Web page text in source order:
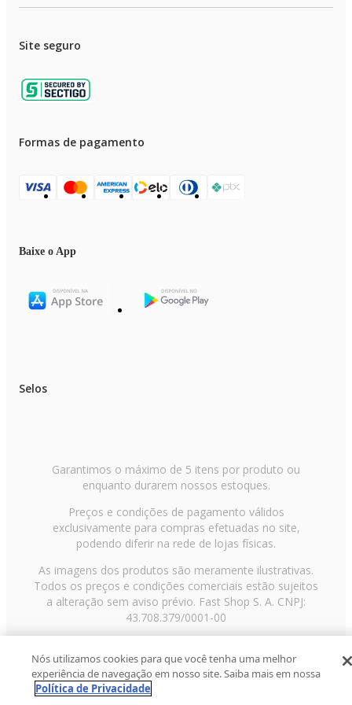
EAN: 7898725498089
Manual de Montagem
Ferramentas Necessárias para Montagem
Site seguro
Formas de pagamento
Baixe o App
Selos
Garantimos o máximo de 5 itens por produto ou
enquanto durarem nossos estoques.
Preços e condições de pagamento válidos
exclusivamente para compras efetuadas no site,
podendo diferir na rede de lojas físicas.
As imagens dos produtos são meramente ilustrativas.
Todos os preços e condições comerciais estão sujeitos
a alteração sem aviso prévio. Fast Shop S. A. CNPJ:
43.708.379/0001-00
Paulo/SP, CEP 02029-001, Telefone: 11 3003-3728 ©
2013 Fast Shop - Todos os direitos reservadosRF
Nós utilizamos cookies para que você tenha uma melhor
experiência de navegação em nosso site. Saiba mais em nossa
Política de Privacidade